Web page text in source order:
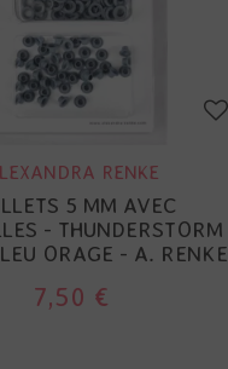
RENKE
5 MM AVEC
- THUNDERSTORM
ORAGE - A. RENKE
7,50 €